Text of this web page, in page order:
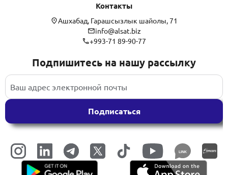
Контакты
Ашхабад, Гарашсызлык шайолы, 71
info@alsat.biz
+993-71 89-90-77
Подпишитесь на нашу рассылку
Подписаться
LINK